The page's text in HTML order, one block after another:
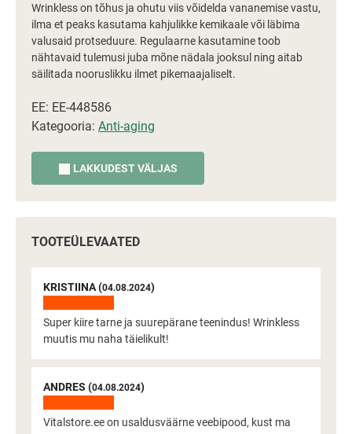
Wrinkless on tõhus ja ohutu viis võidelda vananemise vastu,
ilma et peaks kasutama kahjulikke kemikaale või läbima
valusaid protseduure. Regulaarne kasutamine toob
nähtavaid tulemusi juba mõne nädala jooksul ning aitab
säilitada nooruslikku ilmet pikemaajaliselt.
EE: EE-448586
Kategooria: Anti-aging
LAKKUDEST VÄLJAS
TOOTEÜLEVAATED
KRISTIINA (04.08.2024)
Super kiire tarne ja suurepärane teenindus! Wrinkless
muutis mu naha täielikult!
ANDRES (04.08.2024)
Vitalstore.ee on usaldusväärne veebipood, kust ma